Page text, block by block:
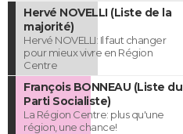
Hervé NOVELLI (Liste de la
majorité)
Hervé NOVELLI: Il faut changer
pour mieux vivre en Région
Centre
François BONNEAU (Liste du
Parti Socialiste)
La Région Centre: plus qu'une
région, une chance!